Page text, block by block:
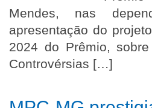
Mendes, nas
apresentação do
2024 do Prêmio,
Controvérsias […]